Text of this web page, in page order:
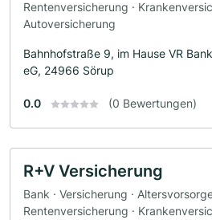
Rentenversicherung ·
Autoversicherung
Bahnhofstraße 9, im Hause VR
eG, 24966 Sörup
0.0 (0 Bewertungen)
R+V Versicherung
Bank · Versicherung ·
Rentenversicherung ·